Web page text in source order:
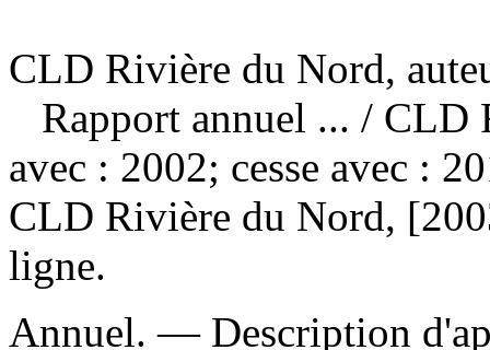
CLD Rivière du Nord,
Rapport annuel ... / CLD
avec : 2002; cesse avec :
CLD Rivière du Nord,
ligne.
Annuel. — Description